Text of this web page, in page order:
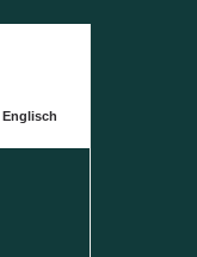
Englisch